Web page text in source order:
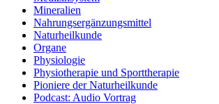
Mineralien
Nahrungsergänzungsmittel
Naturheilkunde
Organe
Physiologie
Physiotherapie und Sporttherapie
Pioniere der Naturheilkunde
Podcast: Audio Vortrag